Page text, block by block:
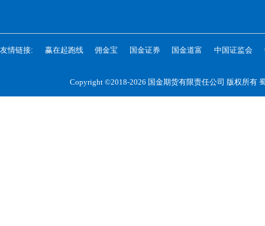
友情链接: 赢在起跑线 佣金宝 国金证券 国金道富 中国证监会
Copyright ©2018-2026 国金期货有限责任公司 版权所有